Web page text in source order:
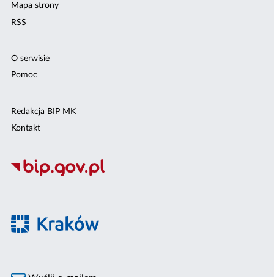
Mapa strony
RSS
O serwisie
Pomoc
Redakcja BIP MK
Kontakt